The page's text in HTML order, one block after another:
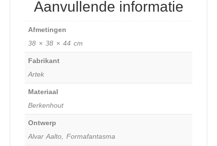
Aanvullende informatie
Afmetingen
38 × 38 × 44 cm
Fabrikant
Artek
Materiaal
Berkenhout
Ontwerp
Alvar Aalto, Formafantasma